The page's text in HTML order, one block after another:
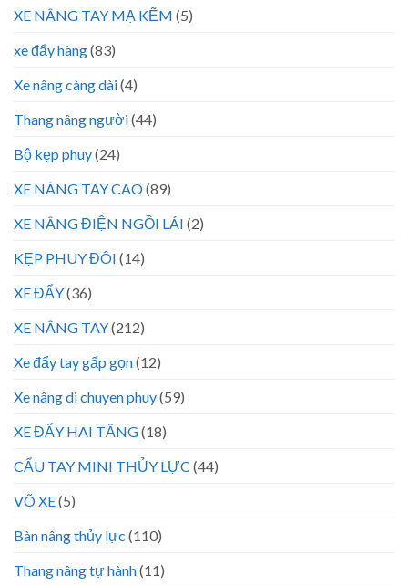
XE NÂNG TAY MẠ KẼM (5)
xe đẩy hàng(83)
Xe nâng càng dài(4)
Thang nâng người(44)
Bộ kẹp phuy(24)
XE NÂNG TAY CAO(89)
XE NÂNG ĐIỆN NGỒI LÁI (2)
KẸP PHUY ĐÔI (14)
XE ĐẨY(36)
XE NÂNG TAY(212)
Xe đẩy tay gấp gọn(12)
Xe nâng di chuyen phuy(59)
XE ĐẨY HAI TẦNG(18)
CẨU TAY MINI THỦY LỰC (44)
VÕ XE(5)
Bàn nâng thủy lực (110)
Thang nâng tự hành(11)